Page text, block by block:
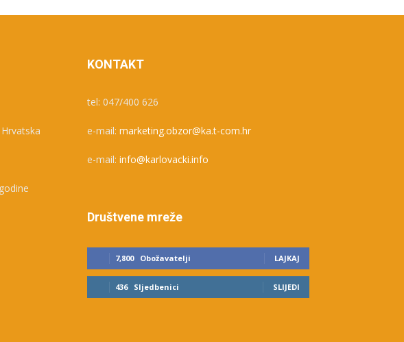
KONTAKT
tel: 047/400 626
e-mail: marketing.obzor@ka.t-com.hr
e-mail: info@karlovacki.info
Društvene mreže
7,800 Obožavatelji LAJKAJ
436 Sljedbenici SLIJEDI